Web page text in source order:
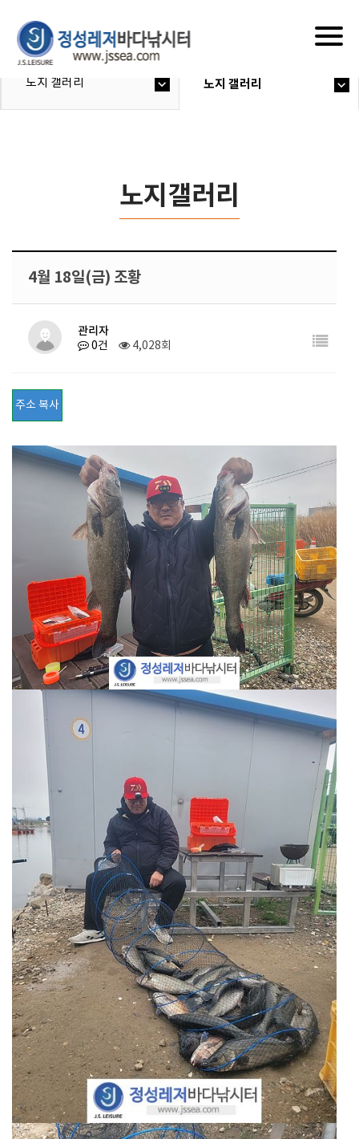
노지 갤러리 노지 갤러리
노지갤러리
4월 18일(금) 조황
관리자
0건 4,028회
주소 복사